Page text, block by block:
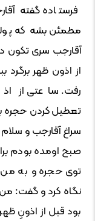
فرستاده گفته
مطمئن بشه که
آقارجب سری تکون
از اذون ظهر
رفت. ساعتی از
تعطیل‌کردن حجره
سراغ آقارجب و
صبح اومده بودم
توی حجره و به
نگاه کرد و گفت:
بود قبل از اذونِ